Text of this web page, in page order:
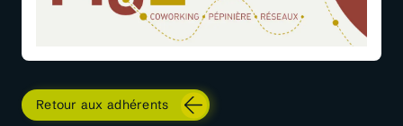
Retour aux adhérents